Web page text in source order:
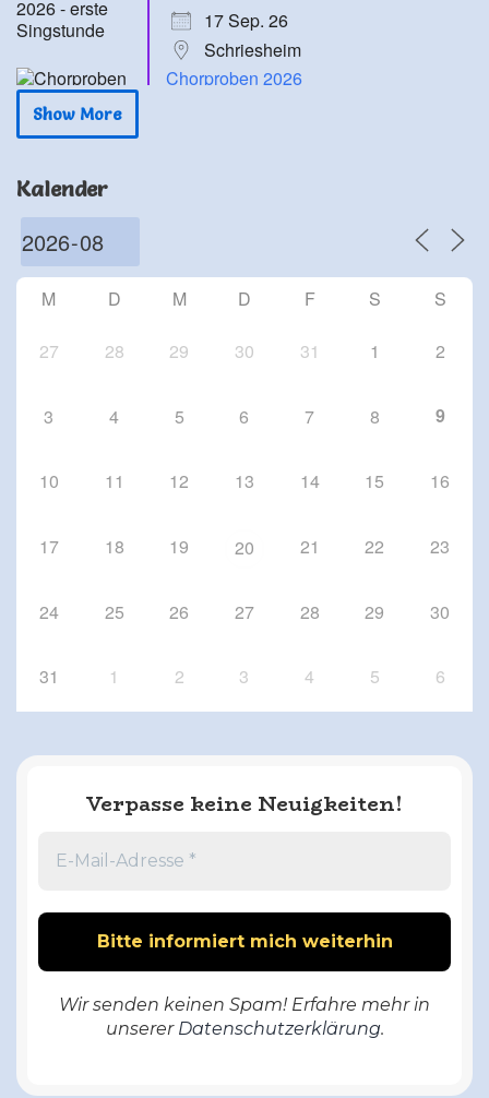
17 Sep. 26
Schriesheim
Chorproben 2026
8 Okt. 26
Show More
Kalender
M D M D F S S
27 28 29 30 31 1 2
3 4 5 6 7 8 9
10 11 12 13 14 15 16
17 18 19 20 21 22 23
24 25 26 27 28 29 30
31 1 2 3 4 5 6
Verpasse keine Neuigkeiten!
Wir senden keinen Spam! Erfahre mehr in
unserer Datenschutzerklärung.